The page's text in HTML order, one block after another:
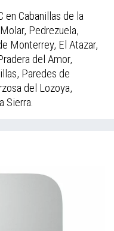
en Cabanillas de la
Pedrezuela,
Monterrey, El Atazar,
del Amor,
Paredes de
del Lozoya,
Sierra.